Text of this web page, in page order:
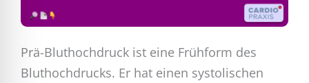
Prä-Bluthochdruck ist eine Frühform des
Bluthochdrucks. Er hat einen systolischen